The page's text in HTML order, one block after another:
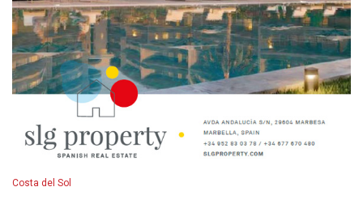
Costa del Sol